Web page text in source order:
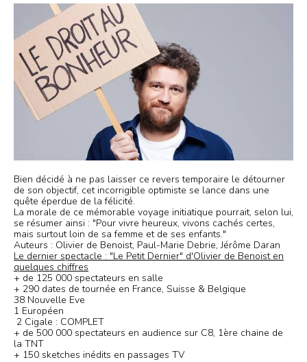
Bien décidé à ne pas laisser ce revers temporaire le détourner
de son objectif, cet incorrigible optimiste se lance dans une
quête éperdue de la félicité.
La morale de ce mémorable voyage initiatique pourrait, selon lui,
se résumer ainsi : "Pour vivre heureux, vivons cachés certes,
mais surtout loin de sa femme et de ses enfants."
Auteurs : Olivier de Benoist, Paul-Marie Debrie, Jérôme Daran
Le dernier spectacle : "Le Petit Dernier" d'Olivier de Benoist en
quelques chiffres
+ de 125 000 spectateurs en salle
+ 290 dates de tournée en France, Suisse & Belgique
38 Nouvelle Eve
1 Européen
2 Cigale : COMPLET
+ de 500 000 spectateurs en audience sur C8, 1ère chaine de
la TNT
+ 150 sketches inédits en passages TV